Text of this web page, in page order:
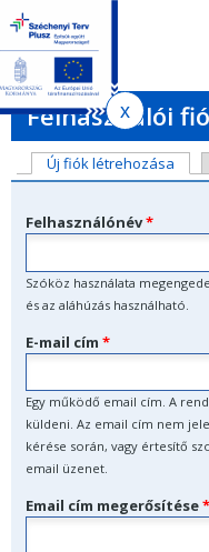
Ugrás
tartalomra
Ugrás
oldaltérképre
Jelenlegi
hely
Felhasználói
Elsődleges
Új fiók létrehozása
Felhasználónév*
Szóköz használata
és az aláhúzás használható.
E-mail cím *
Egy működő email cím. A
küldeni. Az email cím nem
kérése során, vagy értesítő
email üzenet.
Email cím megerősítése*